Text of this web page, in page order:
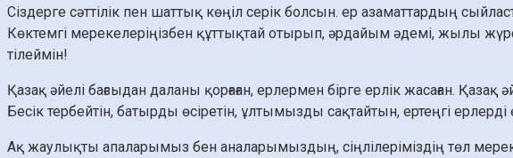
Сіздерге сәттілік пен шаттық көңіл серік болсын. ер азаматтардың
Көктемгі мерекелеріңізбен құттықтай отырып, әрдайым әдемі, жылы
тілеймін!
Қазақ әйелі бағзыдан даланы қорғаған, ерлермен бірге ерлік жасаған. Қазақ
Бесік тербейтін, батырды өсіретін, ұлтымызды сақтайтын, ертеңгі ерлерді
Ақ жаулықты апаларымыз бен аналарымыздың, сіңлілеріміздің төл